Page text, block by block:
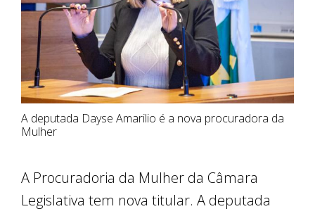
A deputada Dayse Amarilio é a nova procuradora da
Mulher
A Procuradoria da Mulher da Câmara
Legislativa tem nova titular. A deputada